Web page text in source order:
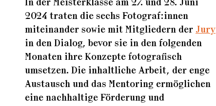
In der Meisterklasse am 27. und 28. Juni
2024 traten die sechs Fotograf:innen
miteinander sowie mit Mitgliedern der Jury
in den Dialog, bevor sie in den folgenden
Monaten ihre Konzepte fotografisch
umsetzen. Die inhaltliche Arbeit, der enge
Austausch und das Mentoring ermöglichen
eine nachhaltige Förderung und